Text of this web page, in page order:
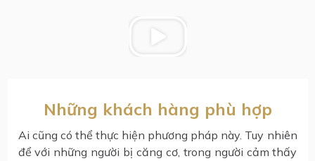
Những khách hàng phù hợp
Ai cũng có thể thực hiện phương pháp này. Tuy nhiên
để với những người bị căng cơ, trong người cảm thấy